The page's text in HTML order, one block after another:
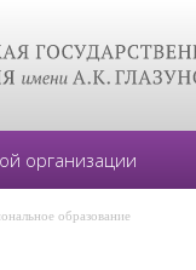
организации
образование